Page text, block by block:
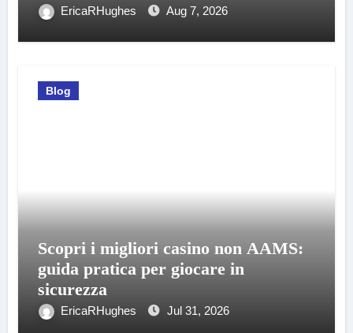
EricaRHughes Aug 7, 2026
Blog
Scopri i migliori casino non AAMS:
guida pratica per giocare in
sicurezza
EricaRHughes Jul 31, 2026